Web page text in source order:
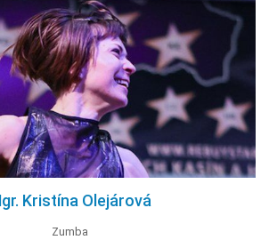
Kristína Olejárová
Zumba